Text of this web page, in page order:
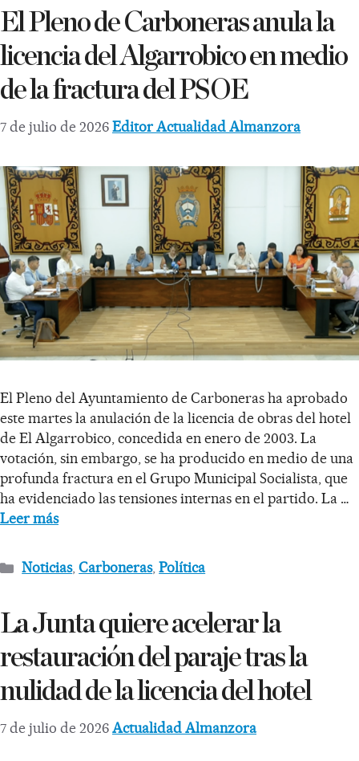
El Pleno de Carboneras anula la
licencia del Algarrobico en medio
de la fractura del PSOE
7 de julio de 2026Editor Actualidad Almanzora
El Pleno del Ayuntamiento de Carboneras ha aprobado
este martes la anulación de la licencia de obras del hotel
de El Algarrobico, concedida en enero de 2003. La
votación, sin embargo, se ha producido en medio de una
profunda fractura en el Grupo Municipal Socialista, que
ha evidenciado las tensiones internas en el partido. La …
Leer más
Noticias,Carboneras,Política
La Junta quiere acelerar la
restauración del paraje tras la
nulidad de la licencia del hotel
7 de julio de 2026Actualidad Almanzora